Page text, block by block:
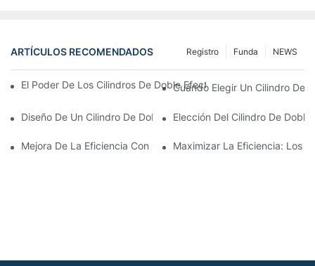
ARTÍCULOS RECOMENDADOS NEWS
Funda
Registro
El Poder De Los Cilindros De Doble Efecto: Cómo Mejoran Los
Cuándo Elegir Un Cilindro De
Diseño De Un Cilindro De Doble Efecto: Consideraciones Clave
Elección Del Cilindro De
Mejora De La Eficiencia Con Cilindros De Doble Efecto Y Doble
Maximizar La Eficiencia: Los